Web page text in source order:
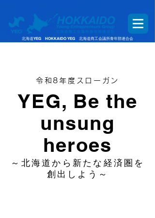
北海道YEG HOKKAIDO YEG 北海道商工会議所青年部連合会
令和8年度スローガン
YEG, Be the
unsung
heroes
～北海道から新たな経済圏を
創出しよう～